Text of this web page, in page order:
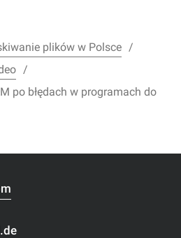
plików w Polsce
po błędach w programach do